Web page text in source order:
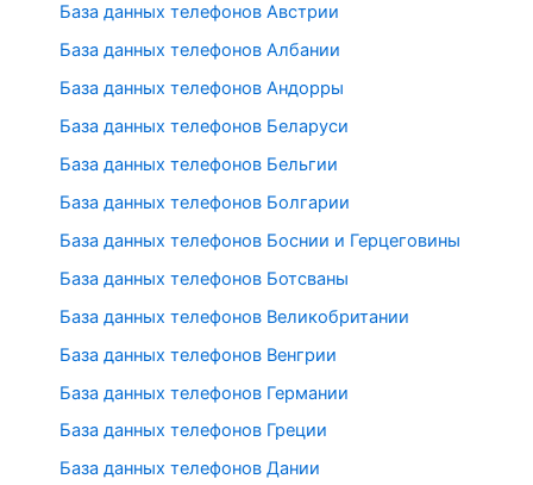
База данных телефонов Австрии
База данных телефонов Албании
База данных телефонов Андорры
База данных телефонов Беларуси
База данных телефонов Бельгии
База данных телефонов Болгарии
База данных телефонов Боснии и Герцеговины
База данных телефонов Ботсваны
База данных телефонов Великобритании
База данных телефонов Венгрии
База данных телефонов Германии
База данных телефонов Греции
База данных телефонов Дании